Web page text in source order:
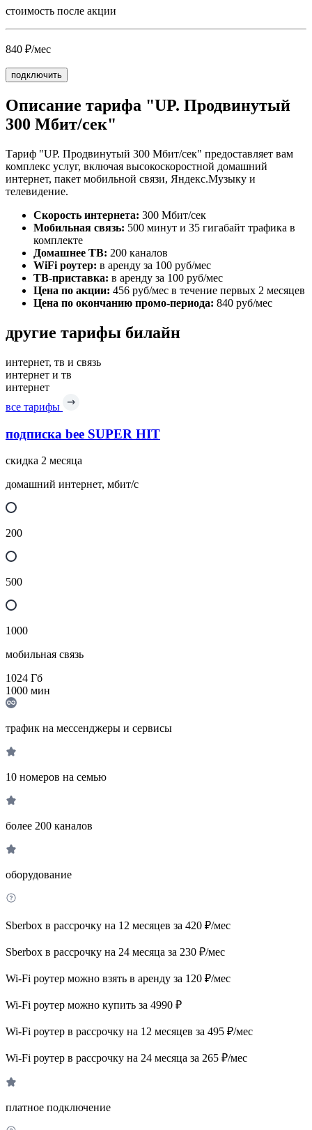
стоимость после акции
840 ₽/мес
подключить
Описание тарифа "UP. Продвинутый
300 Мбит/сек"
Тариф "UP. Продвинутый 300 Мбит/сек" предоставляет вам
комплекс услуг, включая высокоскоростной домашний
интернет, пакет мобильной связи, Яндекс.Музыку и
телевидение.
Скорость интернета: 300 Мбит/сек
Мобильная связь: 500 минут и 35 гигабайт трафика в
комплекте
Домашнее ТВ: 200 каналов
WiFi роутер: в аренду за 100 руб/мес
ТВ-приставка: в аренду за 100 руб/мес
Цена по акции: 456 руб/мес в течение первых 2 месяцев
Цена по окончанию промо-периода: 840 руб/мес
другие тарифы билайн
интернет, тв и связь
интернет и тв
интернет
все тарифы
подписка bee SUPER HIT
скидка 2 месяца
домашний интернет, мбит/с
200
500
1000
мобильная связь
1024 Гб
1000 мин
трафик на мессенджеры и сервисы
10 номеров на семью
более 200 каналов
оборудование
Sberbox в рассрочку на 12 месяцев за 420 ₽/мес
Sberbox в рассрочку на 24 месяца за 230 ₽/мес
Wi-Fi роутер можно взять в аренду за 120 ₽/мес
Wi-Fi роутер можно купить за 4990 ₽
Wi-Fi роутер в рассрочку на 12 месяцев за 495 ₽/мес
Wi-Fi роутер в рассрочку на 24 месяца за 265 ₽/мес
платное подключение